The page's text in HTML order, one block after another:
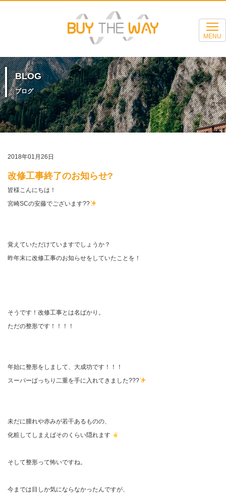
MENU
BLOG
ブログ
2018年01月26日
改修工事終了のお知らせ?
皆様こんにちは！
宮崎SCの安藤でございます??
覚えていただけていますでしょうか？
昨年末に改修工事のお知らせをしていたことを！
そうです！改修工事とは名ばかり。
ただの整形です！！！！
年始に整形をしまして、大成功です！！！
スーパーぱっちり二重を手に入れてきました???
未だに腫れや赤みが若干あるものの、
化粧してしまえばそのくらい隠れます
そして整形って怖いですね。
今までは目しか気にならなかったんですが、